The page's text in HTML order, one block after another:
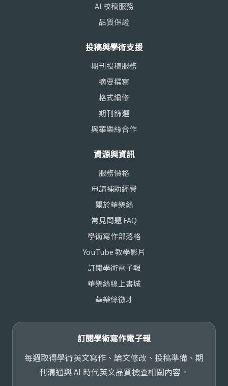
AI 校稿服務
品質保證
投稿與學術支援
期刊投稿服務
摘要撰寫
格式編修
期刊篩選
與華樂絲合作
資源與資訊
服務價格
申請補助經費
關於華樂絲
常見問題 FAQ
學術寫作部落格
YouTube 教學影片
訂閱學術電子報
華樂絲線上書城
華樂絲徵才
訂閱學術寫作電子報
每週取得學術英文寫作、論文修改、投稿準備、期
刊溝通與 AI 時代英文品質檢查相關內容。